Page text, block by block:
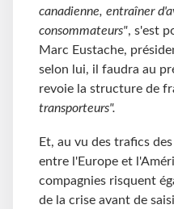
canadienne, entraîner
consommateurs", s'est
Marc Eustache,
selon lui, il faudra au
revoie la structure de
transporteurs".
Et, au vu des trafics
entre l'Europe et
compagnies risquent
de la crise avant de